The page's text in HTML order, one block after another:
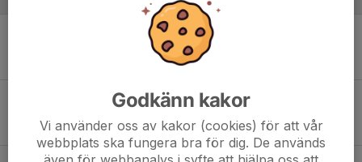
Vilshults IF - Hällaryds IF
Hällaryds IF - Belganet-Hallabro IF
5-1
Godkänn kakor
Vi använder oss av kakor (cookies) för att vår
webbplats ska fungera bra för dig. De används